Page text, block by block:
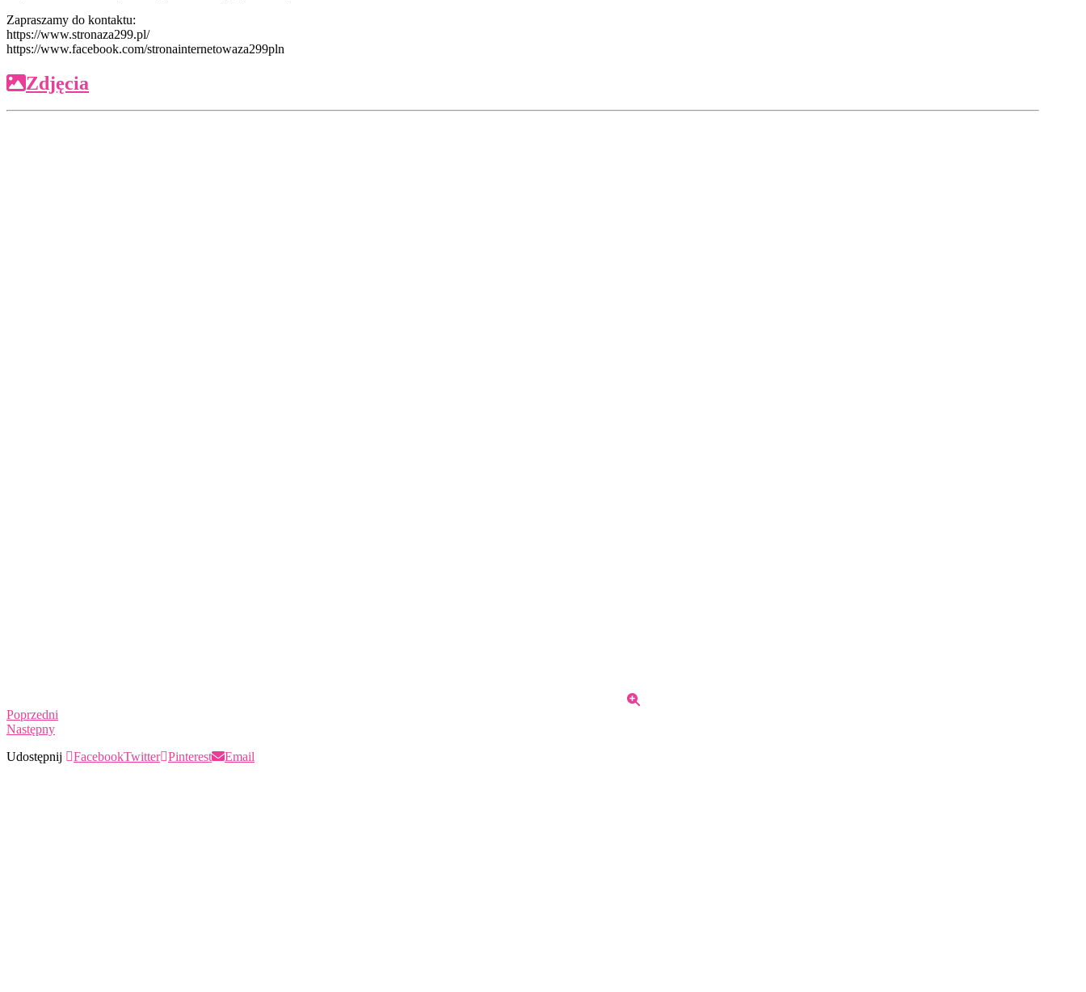
Zapraszamy do kontaktu:
https://www.stronaza299.pl/
https://www.facebook.com/stronainternetowaza299pln
Zdjęcia
Poprzedni
Następny
Udostępnij
FacebookTwitter Pinterest Email